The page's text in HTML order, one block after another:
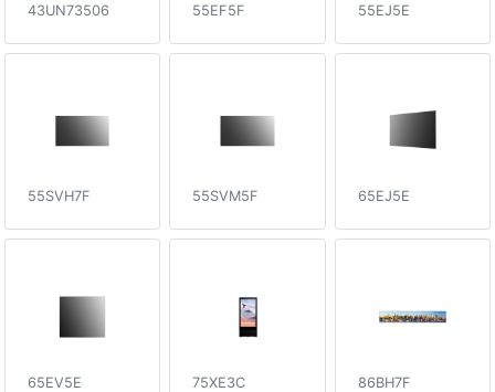
43UN73506 55EF5F 55EJ5E
55SVH7F 55SVM5F 65EJ5E
65EV5E 75XE3C 86BH7F